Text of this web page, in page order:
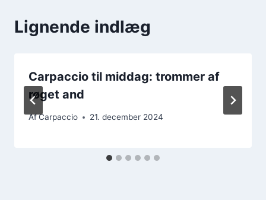
Lignende indlæg
Carpaccio til middag: trommer af
røget and
AfCarpaccio 21. december 2024